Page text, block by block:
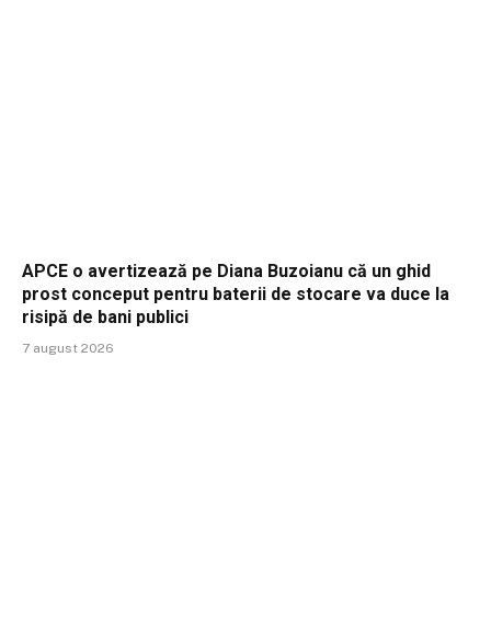
APCE o avertizează pe Diana Buzoianu că un ghid
prost conceput pentru baterii de stocare va duce la
risipă de bani publici
7 august 2026